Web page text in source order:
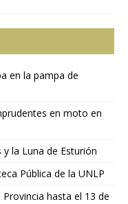
en la pampa de
en moto en
la Luna de Esturión
Pública de la UNLP
hasta el 13 de